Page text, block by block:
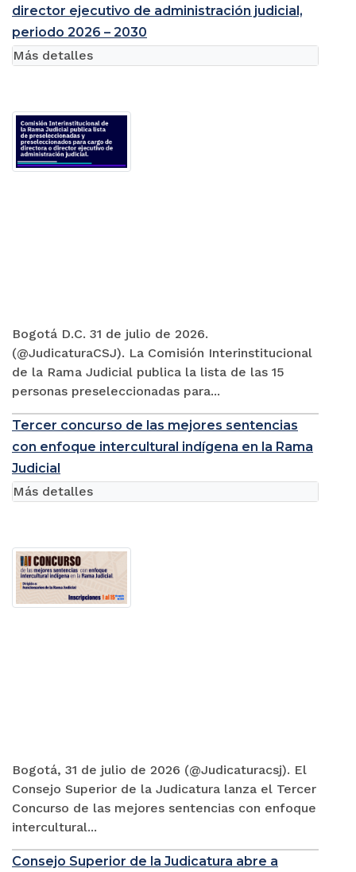
director ejecutivo de administración judicial,
periodo 2026 – 2030
Bogotá D.C. 31 de julio de 2026.
(@JudicaturaCSJ). La Comisión Interinstitucional
de la Rama Judicial publica la lista de las 15
personas preseleccionadas para...
Más detalles
Tercer concurso de las mejores sentencias
con enfoque intercultural indígena en la Rama
Judicial
Bogotá, 31 de julio de 2026 (@Judicaturacsj). El
Consejo Superior de la Judicatura lanza el Tercer
Concurso de las mejores sentencias con enfoque
intercultural...
Más detalles
Consejo Superior de la Judicatura abre a